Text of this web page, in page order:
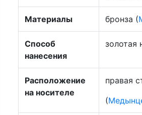
Материалы бронза (
Способ
нанесения
золотая
Расположение
на носителе
правая
(